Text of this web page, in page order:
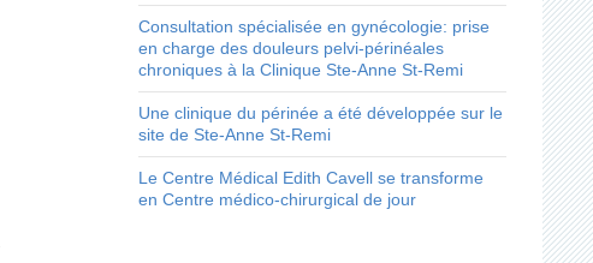
Consultation spécialisée en gynécologie: prise
en charge des douleurs pelvi-périnéales
chroniques à la Clinique Ste-Anne St-Remi
Une clinique du périnée a été développée sur le
site de Ste-Anne St-Remi
Le Centre Médical Edith Cavell se transforme
en Centre médico-chirurgical de jour